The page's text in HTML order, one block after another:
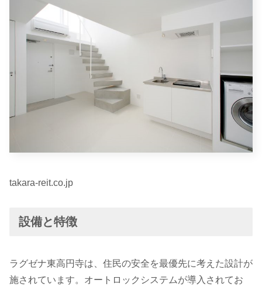
takara-reit.co.jp
設備と特徴
ラグゼナ東高円寺は、住民の安全を最優先に考えた設計が
施されています。オートロックシステムが導入されてお